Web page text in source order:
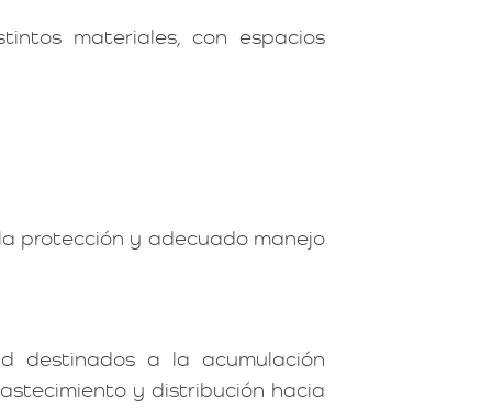
materiales, con espacios
protección y adecuado manejo
destinados a la acumulación
y distribución hacia